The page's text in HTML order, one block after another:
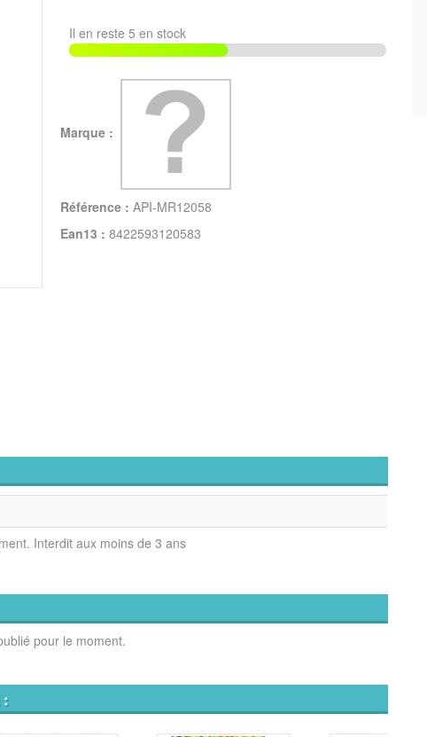
Il en reste 5 en stock
Marque :
Référence : API-MR12058
Ean13 : 8422593120583
Interdit aux moins de 3 ans
pour le moment.
: